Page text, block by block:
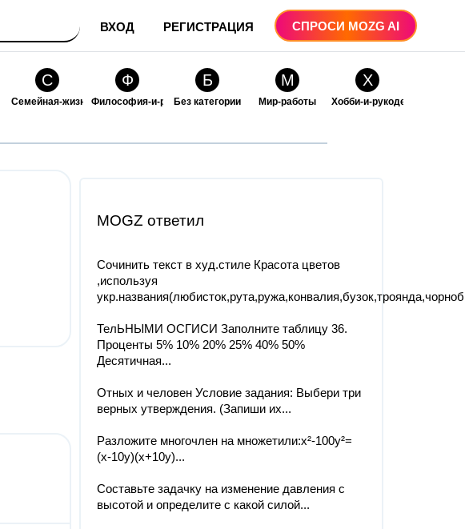
ВХОД РЕГИСТРАЦИЯ СПРОСИ MOZG AI
С
Семейная-жизнь
Ф
Философия-и-религия
Б
Без категории
М
Мир-работы
Х
Хобби-и-рукоделие
MOGZ ответил
Сочинить текст в худ.стиле Красота цветов
,используя
ТелЬНЫМИ ОСГИСИ Заполните таблицу 36.
Проценты 5% 10% 20% 25% 40% 50%
Десятичная...
Отных и человен Условие задания: Выбери три
верных утверждения. (Запиши их...
Разложите многочлен на множетили:x²-100y²=
(x-10y)(x+10y)​...
Составьте задачку на изменение давления с
высотой и определите с какой силой...